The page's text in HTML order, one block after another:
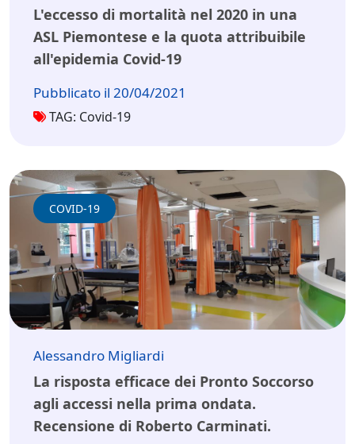
L'eccesso di mortalità nel 2020 in una
ASL Piemontese e la quota attribuibile
all'epidemia Covid-19
Pubblicato il 20/04/2021
TAG: Covid-19
COVID-19
Alessandro Migliardi
La risposta efficace dei Pronto Soccorso
agli accessi nella prima ondata.
Recensione di Roberto Carminati.